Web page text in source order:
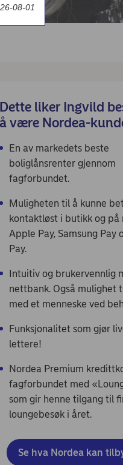
Dette liker Ingvild
å være Nordea-
En av markedets beste
boliglånsrenter gjennom
fagforbundet.
Muligheten til å kunne
kontaktløst i butikk og på
Apple Pay, Samsung Pay
Pay.
Intuitiv og brukervennlig
nettbank. Også mulighet
med et menneske ved
Funksjonalitet som gjør
lettere!
Nordea Premium
fagforbundet med
som gir henne tilgang til
loungebesøk i året.
Se hva Nordea kan
08-01